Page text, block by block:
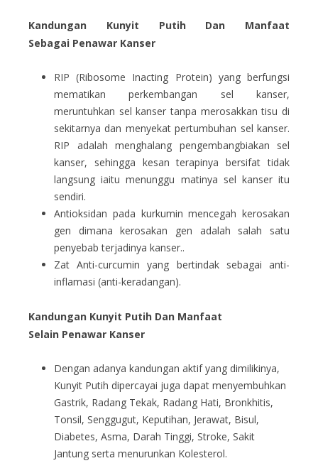
Kandungan Kunyit Putih Dan Manfaat
Sebagai Penawar Kanser
RIP (Ribosome Inacting Protein) yang berfungsi
mematikan perkembangan sel kanser,
meruntuhkan sel kanser tanpa merosakkan tisu di
sekitarnya dan menyekat pertumbuhan sel kanser.
RIP adalah menghalang pengembangbiakan sel
kanser, sehingga kesan terapinya bersifat tidak
langsung iaitu menunggu matinya sel kanser itu
sendiri.
Antioksidan pada kurkumin mencegah kerosakan
gen dimana kerosakan gen adalah salah satu
penyebab terjadinya kanser..
Zat Anti-curcumin yang bertindak sebagai anti-
inflamasi (anti-keradangan).
Kandungan Kunyit Putih Dan Manfaat
Selain Penawar Kanser
Dengan adanya kandungan aktif yang dimilikinya,
Kunyit Putih dipercayai juga dapat menyembuhkan
Gastrik, Radang Tekak, Radang Hati, Bronkhitis,
Tonsil, Senggugut, Keputihan, Jerawat, Bisul,
Diabetes, Asma, Darah Tinggi, Stroke, Sakit
Jantung serta menurunkan Kolesterol.